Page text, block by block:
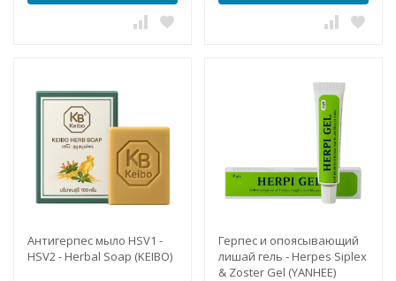
Антигерпес мыло HSV1 -
HSV2 - Herbal Soap (KEIBO)
Герпес и опоясывающий
лишай гель - Herpes Siplex
& Zoster Gel (YANHEE)